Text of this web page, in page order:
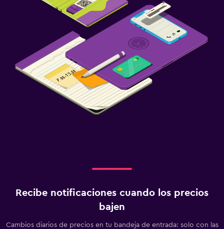
Recibe notificaciones cuando los precios
bajen
Cambios diarios de precios en tu bandeja de entrada: solo con las